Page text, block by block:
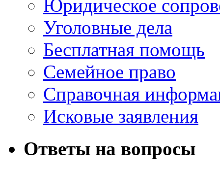
Юридическое
Уголовные дела
Бесплатная помощь
Семейное право
Справочная
Исковые заявления
Ответы на вопросы